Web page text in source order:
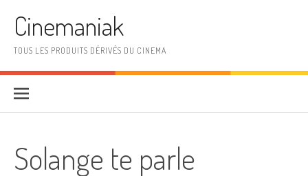
Cinemaniak
TOUS LES PRODUITS DÉRIVÉS DU CINEMA
Solange te parle